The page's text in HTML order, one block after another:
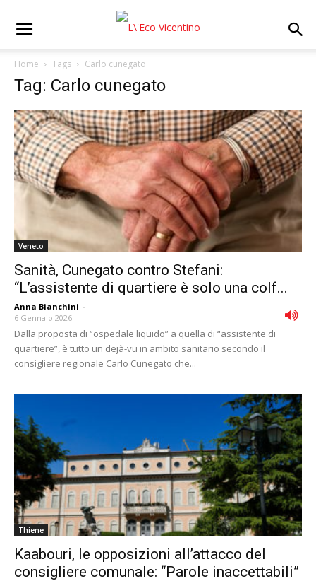
Home Tags Carlo cunegato
Tag: Carlo cunegato
Veneto
Sanità, Cunegato contro Stefani:
“L’assistente di quartiere è solo una colf...
Anna Bianchini -
6 Gennaio 2026
Dalla proposta di “ospedale liquido” a quella di “assistente di
quartiere”, è tutto un dejà-vu in ambito sanitario secondo il
consigliere regionale Carlo Cunegato che...
Thiene
Kaabouri, le opposizioni all’attacco del
consigliere comunale: “Parole inaccettabili”